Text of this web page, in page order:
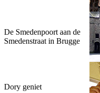
De Smedenpoort aan de
Smedenstraat in Brugge
Dory geniet